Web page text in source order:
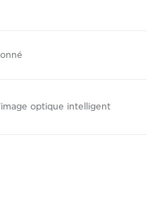
optique intelligent